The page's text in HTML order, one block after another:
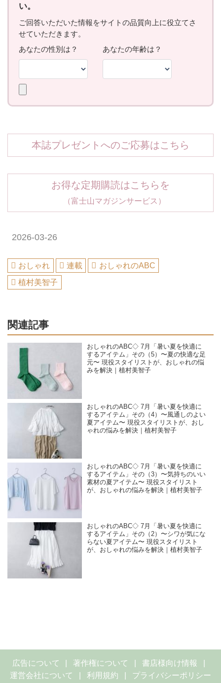
本誌プレゼントへのご応募はこちら
お得な定期購読はこちらを
（富士山マガジンサービス）
2026-03-26
おしゃれ 連載
おしゃれのABC
植村美智子
関連記事
おしゃれのABC◇ 7月「暑い夏を快適に
するアイテム」その（5）〜夏の快適な足
元〜 現役スタイリストが、おしゃれの悩
みを解決｜植村美智子
おしゃれのABC◇ 7月「暑い夏を快適に
するアイテム」その（4）〜風通しのよい
夏アイテム〜 現役スタイリストが、おし
ゃれの悩みを解決｜植村美智子
おしゃれのABC◇ 7月「暑い夏を快適に
するアイテム」その（3）〜気持ちのいい
素材の夏アイテム〜 現役スタイリスト
が、おしゃれの悩みを解決｜植村美智子
おしゃれのABC◇ 7月「暑い夏を快適に
するアイテム」その（2）〜シワが気にな
らない夏アイテム〜 現役スタイリスト
が、おしゃれの悩みを解決｜植村美智子
広告について 著作権について
書店様向け情報
運営会社について
利用規約 プライバシーポリシー